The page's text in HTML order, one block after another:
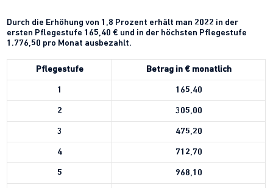
Durch die Erhöhung von 1,8 Prozent erhält man 2022 in der
ersten Pflegestufe 165,40 € und in der höchsten Pflegestufe
1.776,50 pro Monat ausbezahlt.
Pflegestufe Betrag in € monatlich
1 165,40
2 305,00
3 475,20
4 712,70
5 968,10